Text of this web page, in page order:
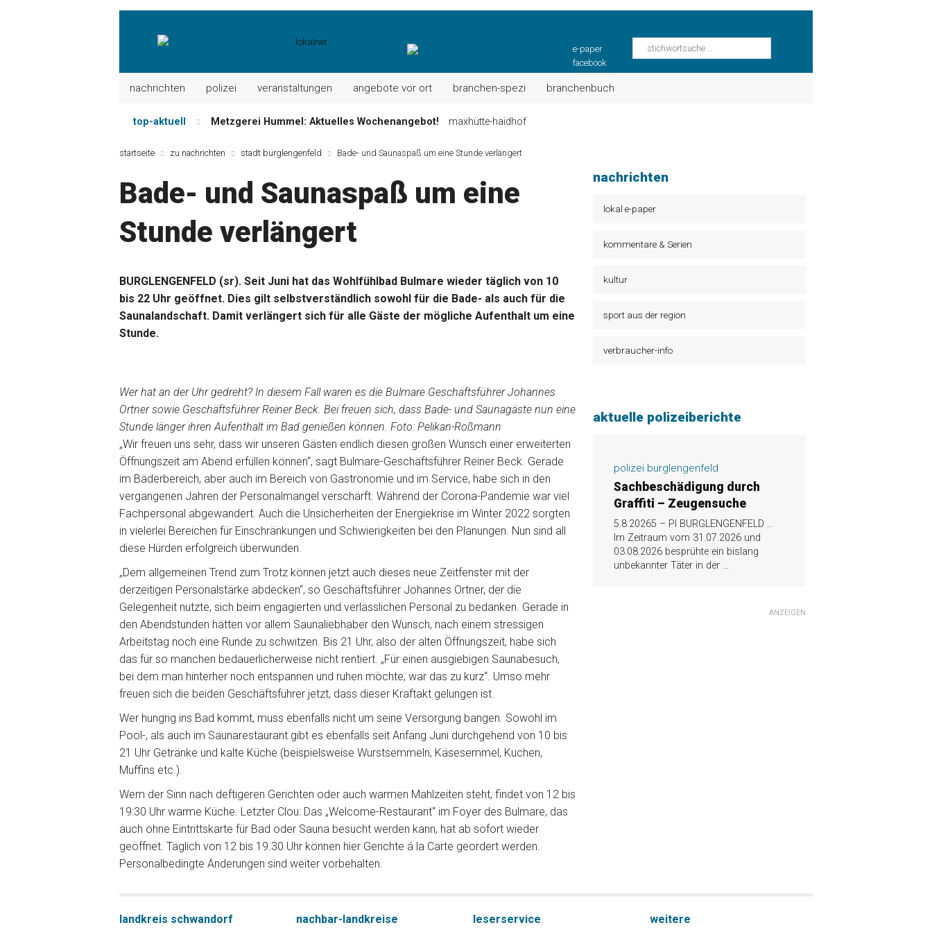
e-paper
facebook
nachrichten polizei veranstaltungen angebote vor ort branchen-spezi branchenbuch
top-aktuell Metzgerei Hummel: Aktuelles Wochenangebot!
maxhütte-haidhof
Der „deutsche Michel“ muss nun zahlen!
kommentare & serien & leserbriefe
Maxhütter Fischladen: Unser aktuelles Angebot …
maxhütte-haidhof
Nutzen Sie aktuelle Angebote Ihrer Region!
startseite zu nachrichten stadt burglengenfeld Bade- und Saunaspaß um eine Stunde verlängert
Bade- und Saunaspaß um eine
Stunde verlängert
BURGLENGENFELD (sr). Seit Juni hat das Wohlfühlbad Bulmare wieder täglich von 10
bis 22 Uhr geöffnet. Dies gilt selbstverständlich sowohl für die Bade- als auch für die
Saunalandschaft. Damit verlängert sich für alle Gäste der mögliche Aufenthalt um eine
Stunde.
Wer hat an der Uhr gedreht? In diesem Fall waren es die Bulmare Geschäftsführer Johannes
Ortner sowie Geschäftsführer Reiner Beck. Bei freuen sich, dass Bade- und Saunagäste nun eine
Stunde länger ihren Aufenthalt im Bad genießen können. Foto: Pelikan-Roßmann
„Wir freuen uns sehr, dass wir unseren Gästen endlich diesen großen Wunsch einer erweiterten
Öffnungszeit am Abend erfüllen können“, sagt Bulmare-Geschäftsführer Reiner Beck. Gerade
im Bäderbereich, aber auch im Bereich von Gastronomie und im Service, habe sich in den
vergangenen Jahren der Personalmangel verschärft. Während der Corona-Pandemie war viel
Fachpersonal abgewandert. Auch die Unsicherheiten der Energiekrise im Winter 2022 sorgten
in vielerlei Bereichen für Einschränkungen und Schwierigkeiten bei den Planungen. Nun sind all
diese Hürden erfolgreich überwunden.
„Dem allgemeinen Trend zum Trotz können jetzt auch dieses neue Zeitfenster mit der
derzeitigen Personalstärke abdecken“, so Geschäftsführer Johannes Ortner, der die
Gelegenheit nutzte, sich beim engagierten und verlässlichen Personal zu bedanken. Gerade in
den Abendstunden hätten vor allem Saunaliebhaber den Wunsch, nach einem stressigen
Arbeitstag noch eine Runde zu schwitzen. Bis 21 Uhr, also der alten Öffnungszeit, habe sich
das für so manchen bedauerlicherweise nicht rentiert. „Für einen ausgiebigen Saunabesuch,
bei dem man hinterher noch entspannen und ruhen möchte, war das zu kurz“. Umso mehr
freuen sich die beiden Geschäftsführer jetzt, dass dieser Kraftakt gelungen ist.
Wer hungrig ins Bad kommt, muss ebenfalls nicht um seine Versorgung bangen. Sowohl im
Pool-, als auch im Saunarestaurant gibt es ebenfalls seit Anfang Juni durchgehend von 10 bis
21 Uhr Getränke und kalte Küche (beispielsweise Wurstsemmeln, Käsesemmel, Kuchen,
Muffins etc.).
Wem der Sinn nach deftigeren Gerichten oder auch warmen Mahlzeiten steht, findet von 12 bis
19:30 Uhr warme Küche. Letzter Clou: Das „Welcome-Restaurant“ im Foyer des Bulmare, das
auch ohne Eintrittskarte für Bad oder Sauna besucht werden kann, hat ab sofort wieder
geöffnet. Täglich von 12 bis 19.30 Uhr können hier Gerichte á la Carte geordert werden.
Personalbedingte Änderungen sind weiter vorbehalten.
nachrichten
lokal e-paper
kommentare & Serien
kultur
sport aus der region
verbraucher-info
aktuelle polizeiberichte
polizei burglengenfeld
Sachbeschädigung durch
Graffiti – Zeugensuche
5.8.20265 – PI BURGLENGENFELD …
Im Zeitraum vom 31.07.2026 und
03.08.2026 besprühte ein bislang
unbekannter Täter in der ...
ANZEIGEN
landkreis schwandorf nachbar-landkreise leserservice weitere